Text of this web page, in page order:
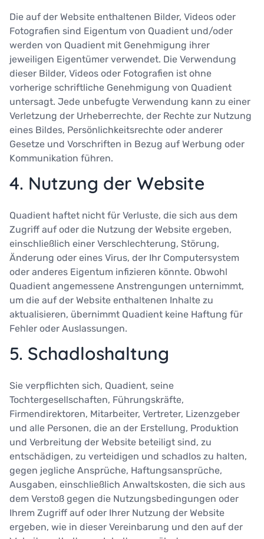
Die auf der Website enthaltenen Bilder, Videos oder
Fotografien sind Eigentum von Quadient und/oder
werden von Quadient mit Genehmigung ihrer
jeweiligen Eigentümer verwendet. Die Verwendung
dieser Bilder, Videos oder Fotografien ist ohne
vorherige schriftliche Genehmigung von Quadient
untersagt. Jede unbefugte Verwendung kann zu einer
Verletzung der Urheberrechte, der Rechte zur Nutzung
eines Bildes, Persönlichkeitsrechte oder anderer
Gesetze und Vorschriften in Bezug auf Werbung oder
Kommunikation führen.
4. Nutzung der Website
Quadient haftet nicht für Verluste, die sich aus dem
Zugriff auf oder die Nutzung der Website ergeben,
einschließlich einer Verschlechterung, Störung,
Änderung oder eines Virus, der Ihr Computersystem
oder anderes Eigentum infizieren könnte. Obwohl
Quadient angemessene Anstrengungen unternimmt,
um die auf der Website enthaltenen Inhalte zu
aktualisieren, übernimmt Quadient keine Haftung für
Fehler oder Auslassungen.
5. Schadloshaltung
Sie verpflichten sich, Quadient, seine
Tochtergesellschaften, Führungskräfte,
Firmendirektoren, Mitarbeiter, Vertreter, Lizenzgeber
und alle Personen, die an der Erstellung, Produktion
und Verbreitung der Website beteiligt sind, zu
entschädigen, zu verteidigen und schadlos zu halten,
gegen jegliche Ansprüche, Haftungsansprüche,
Ausgaben, einschließlich Anwaltskosten, die sich aus
dem Verstoß gegen die Nutzungsbedingungen oder
Ihrem Zugriff auf oder Ihrer Nutzung der Website
ergeben, wie in dieser Vereinbarung und den auf der